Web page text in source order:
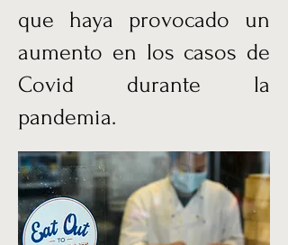
que haya provocado un
aumento en los casos de
Covid durante la
pandemia.